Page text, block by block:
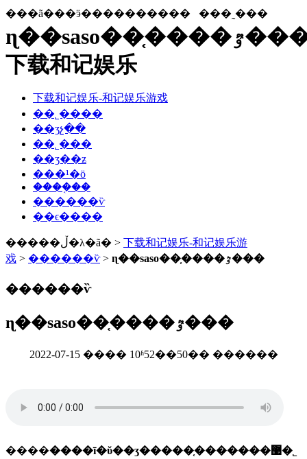
���ã���ӭ���������� ���˷���
ɳ��saso��֤����ٷ���-
下载和记娱乐
下载和记娱乐-和记娱乐游戏
��˾����
��ʒչ��
��˾���
��ʒ��ƶ
���¹�ӧ
����֤��
������ѷ
��ϵ����
�����ڵ�λ�ã� > 下载和记娱乐-和记娱乐游
戏 > ������ѷ> ɳ��saso��֤����ٷ���
������ѷ
ɳ��saso��֤����ٷ���
2022-07-15 ���� 10ʱ52��50�� ������
���� ����ī�ῠ��ʒ�����֤�������޹�˾